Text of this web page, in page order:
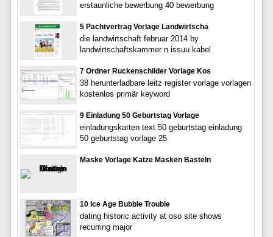
erstaunliche bewerbung 40 bewerbung
5 Pachtvertrag Vorlage Landwirtscha
die landwirtschaft februar 2014 by
landwirtschaftskammer n issuu kabel
7 Ordner Ruckenschilder Vorlage Kos
38 herunterladbare leitz register vorlage vorlagen
kostenlos primär keyword
9 Einladung 50 Geburtstag Vorlage
einladungskarten text 50 geburtstag einladung
50 geburtstag vorlage 25
Maske Vorlage Katze Masken Basteln
10 Ice Age Bubble Trouble
dating historic activity at oso site shows
recurring major